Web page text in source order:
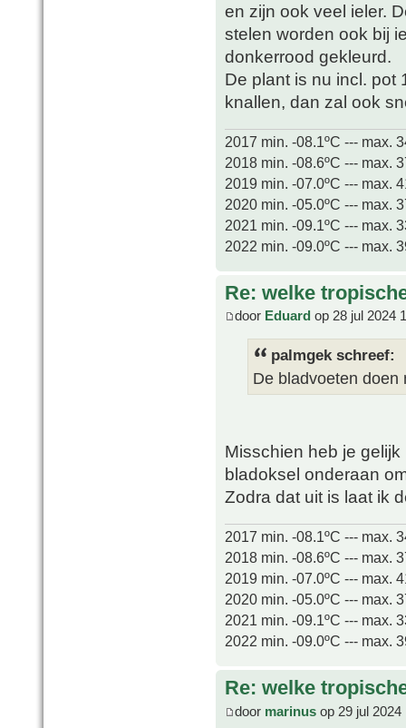
en zijn ook veel ieler.
stelen worden ook bij
donkerrood gekleurd.
De plant is nu incl. pot
knallen, dan zal ook
2017 min. -08.1ºC --- max.
2018 min. -08.6ºC --- max.
2019 min. -07.0ºC --- max.
2020 min. -05.0ºC --- max.
2021 min. -09.1ºC --- max.
2022 min. -09.0ºC --- max.
Re: welke
door Eduard op 28 jul 2024
palmgek schreef:
De bladvoeten doen
Misschien heb je
bladoksel onderaan
Zodra dat uit is laat ik
2017 min. -08.1ºC --- max.
2018 min. -08.6ºC --- max.
2019 min. -07.0ºC --- max.
2020 min. -05.0ºC --- max.
2021 min. -09.1ºC --- max.
2022 min. -09.0ºC --- max.
Re: welke
door marinus op 29 jul 2024